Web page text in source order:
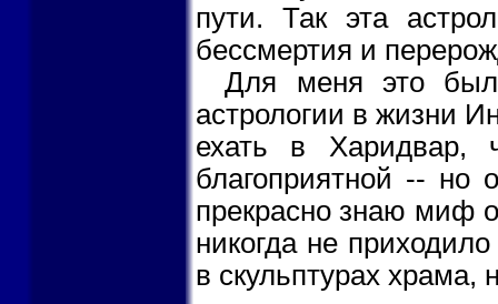
пути. Так эта
бессмертия и
Для меня это был
астрологии в жизни
ехать в Харидвар,
благоприятной -- но
прекрасно знаю миф
никогда не
в скульптурах храма,